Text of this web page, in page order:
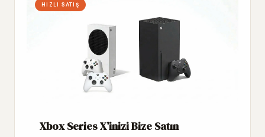
HIZLI SATIŞ
Xbox Series X’inizi Bize Satın